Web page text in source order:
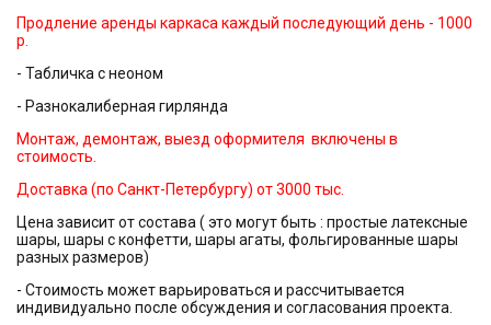
Продление аренды каркаса каждый последующий день - 1000
р.
- Табличка с неоном
- Разнокалиберная гирлянда
Монтаж, демонтаж, выезд оформителя включены в
стоимость.
Доставка (по Санкт-Петербургу) от 3000 тыс.
Цена зависит от состава ( это могут быть : простые латексные
шары, шары с конфетти, шары агаты, фольгированные шары
разных размеров)
- Стоимость может варьироваться и рассчитывается
индивидуально после обсуждения и согласования проекта.